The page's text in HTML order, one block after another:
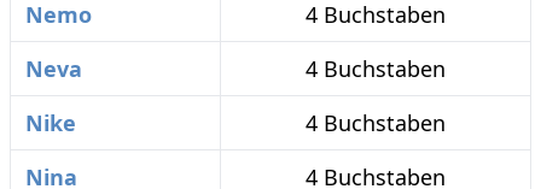
Nemo
4 Buchstaben
Neva
4 Buchstaben
Nike
4 Buchstaben
Nina
4 Buchstaben